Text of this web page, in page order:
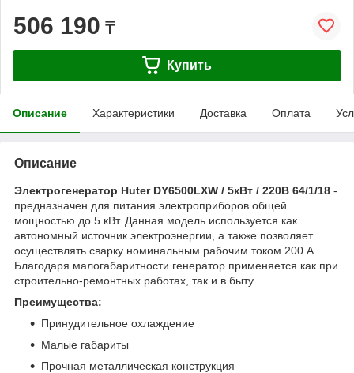
506 190 ₸
Купить
Описание Характеристики Доставка Оплата
Описание
Электрогенератор Huter DY6500LXW / 5кВт / 220В 64/1/18 -
предназначен для питания электроприборов общей
мощностью до 5 кВт. Данная модель используется как
автономный источник электроэнергии, а также позволяет
осуществлять сварку номинальным рабочим током 200 А.
Благодаря малогабаритности генератор применяется как при
строительно-ремонтных работах, так и в быту.
Преимущества:
Принудительное охлаждение
Малые габариты
Прочная металлическая конструкция